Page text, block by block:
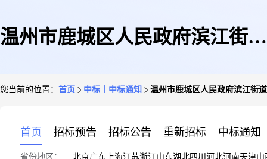
温州市鹿城区人民政府滨江街道
您当前的位置： 首页 中标｜中标通知 温州市鹿城区人民政府滨江街
首页 招标预告 招标公告 重新招标 中标通知
省份地区： 北京广东 上海江苏浙江山东湖北四川 河北河南天津山